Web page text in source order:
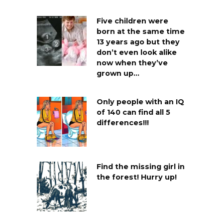
Five children were
born at the same time
13 years ago but they
don’t even look alike
now when they’ve
grown up…
Only people with an IQ
of 140 can find all 5
differences!!!
Find the missing girl in
the forest! Hurry up!